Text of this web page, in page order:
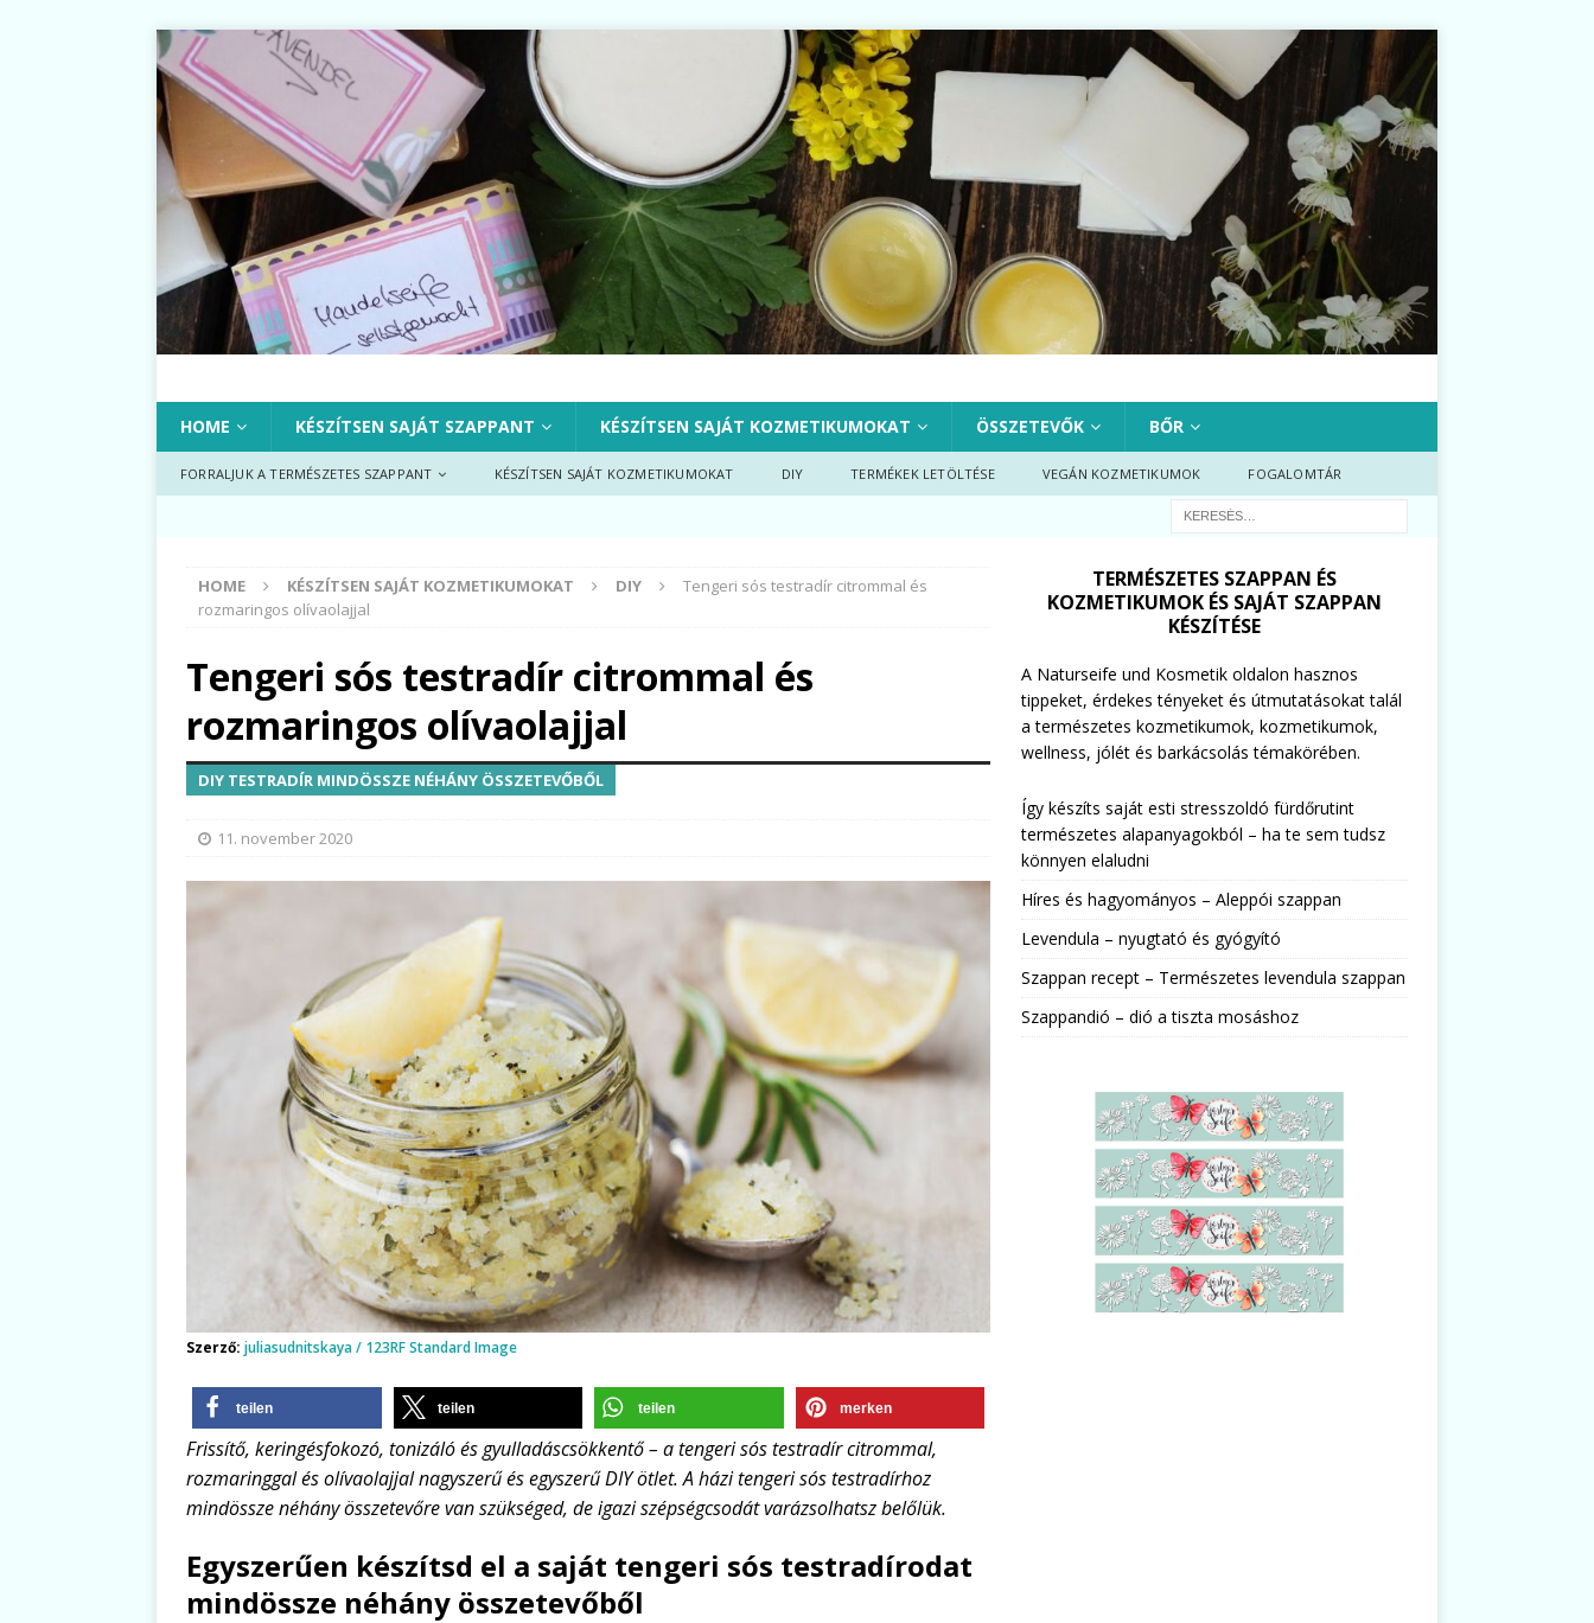
HOME KÉSZÍTSEN SAJÁT SZAPPANT KÉSZÍTSEN SAJÁT KOZMETIKUMOKAT ÖSSZETEVŐK BŐR
FORRALJUK A TERMÉSZETES SZAPPANT KÉSZÍTSEN SAJÁT KOZMETIKUMOKAT DIY TERMÉKEK LETÖLTÉSE VEGÁN KOZMETIKUMOK FOGALOMTÁR
HOME KÉSZÍTSEN SAJÁT KOZMETIKUMOKAT DIY
Tengeri sós testradír citrommal és
rozmaringos olívaolajjal
Tengeri sós testradír citrommal és
rozmaringos olívaolajjal
DIY TESTRADÍR MINDÖSSZE NÉHÁNY ÖSSZETEVŐBŐL
11. november 2020
Szerző: juliasudnitskaya / 123RF Standard Image
teilen teilen teilen merken
Frissítő, keringésfokozó, tonizáló és gyulladáscsökkentő – a tengeri sós testradír citrommal,
rozmaringgal és olívaolajjal nagyszerű és egyszerű DIY ötlet. A házi tengeri sós testradírhoz
mindössze néhány összetevőre van szükséged, de igazi szépségcsodát varázsolhatsz belőlük.
Egyszerűen készítsd el a saját tengeri sós testradírodat
mindössze néhány összetevőből
TERMÉSZETES SZAPPAN ÉS
KOZMETIKUMOK ÉS SAJÁT SZAPPAN
KÉSZÍTÉSE
A Naturseife und Kosmetik oldalon hasznos
tippeket, érdekes tényeket és útmutatásokat talál
a természetes kozmetikumok, kozmetikumok,
wellness, jólét és barkácsolás témakörében.
Így készíts saját esti stresszoldó fürdőrutint
természetes alapanyagokból – ha te sem tudsz
könnyen elaludni
Híres és hagyományos – Aleppói szappan
Levendula – nyugtató és gyógyító
Szappan recept – Természetes levendula szappan
Szappandió – dió a tiszta mosáshoz